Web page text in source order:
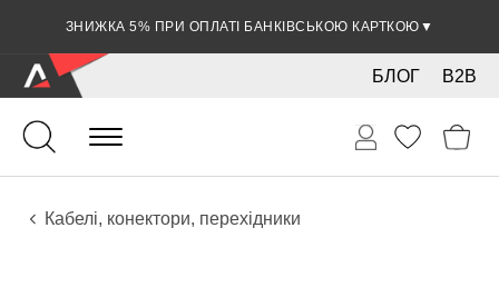
ЗНИЖКА 5% ПРИ ОПЛАТІ БАНКІВСЬКОЮ КАРТКОЮ ▼
B2B
БЛОГ
Гітари
Електро інструменти
Звукове обладнання
Кабелі, конектори, перехідники